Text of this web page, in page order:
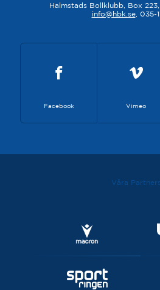
Halmstads Bollklubb, Box
info@hbk.se, 035-
Facebook Vimeo
Våra Partners